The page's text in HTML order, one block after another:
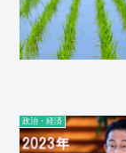
政治・経済